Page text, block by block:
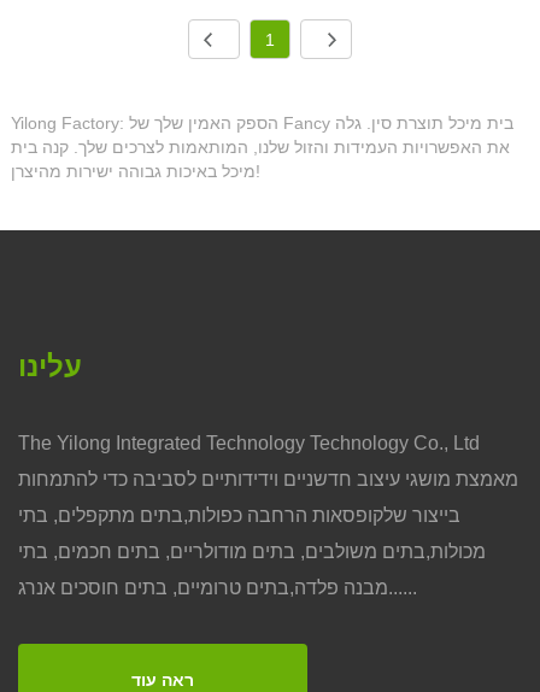
1
Yilong Factory: הספק האמין שלך של Fancy בית מיכל תוצרת סין. גלה
את האפשרויות העמידות והזול שלנו, המותאמות לצרכים שלך. קנה בית
מיכל באיכות גבוהה ישירות מהיצרן!
עלינו
The Yilong Integrated Technology Technology Co., Ltd
מאמצת מושגי עיצוב חדשניים וידידותיים לסביבה כדי להתמחות
בייצור שלקופסאות הרחבה כפולות,בתים מתקפלים, בתי
מכולות,בתים משולבים, בתים מודולריים, בתים חכמים, בתי
מבנה פלדה,בתים טרומיים, בתים חוסכים אנרג......
ראה עוד